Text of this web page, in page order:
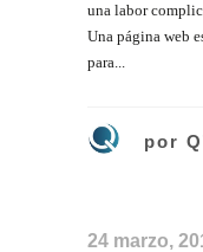
una labor
Una página web
para...
por
24 marzo,